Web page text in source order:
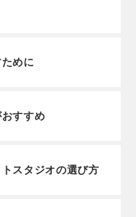
めに
すすめ
スタジオの選び方